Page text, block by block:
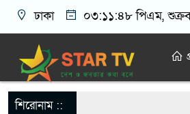
ঢাকা ০৩:১১:৪৮ পিএম,
শিরোনাম ::